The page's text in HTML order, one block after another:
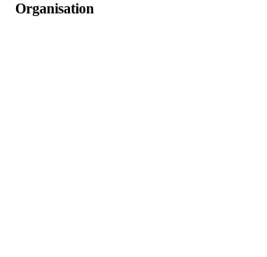
Organisation